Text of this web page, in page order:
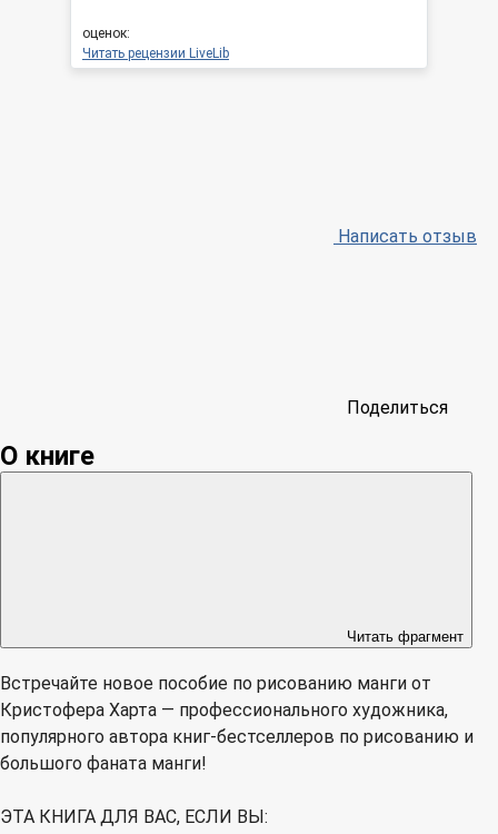
оценок:
Читать рецензии LiveLib
Написать отзыв
Поделиться
О книге
Читать фрагмент
Встречайте новое пособие по рисованию манги от
Кристофера Харта — профессионального художника,
популярного автора книг-бестселлеров по рисованию и
большого фаната манги!
ЭТА КНИГА ДЛЯ ВАС, ЕСЛИ ВЫ: